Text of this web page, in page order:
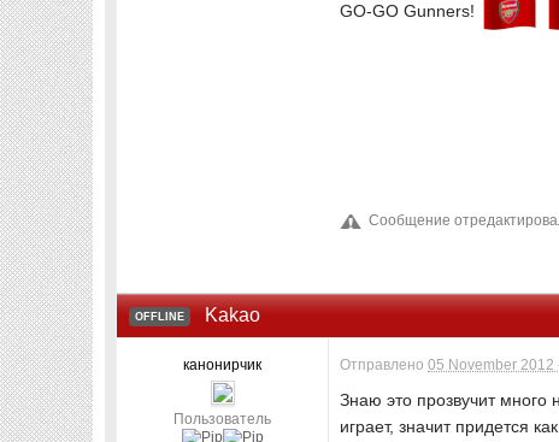
GO-GO Gunners!
Сообщение
OFFLINE Kakao
канонирчик
Пользователь
Отправлено05 November 2012
Знаю это прозвучит
играет, значит придется